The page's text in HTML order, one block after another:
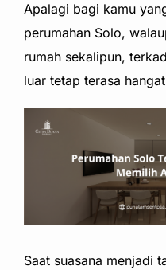
Apalagi bagi kamu
perumahan Solo,
rumah sekalipun,
luar tetap terasa
Saat suasana menjadi